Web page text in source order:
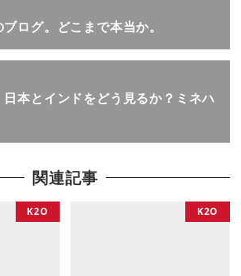
ログ。どこまで本当か。
本とインドをどう見るか？ミネハ
関連記事
K2O K2O